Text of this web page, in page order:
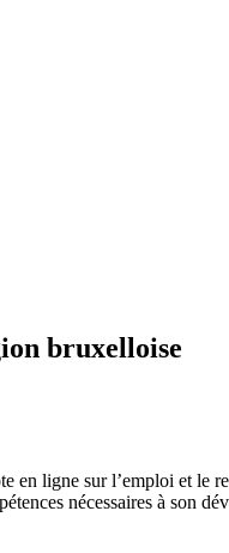
bruxelloise
en ligne sur l’emploi et le
nécessaires à son